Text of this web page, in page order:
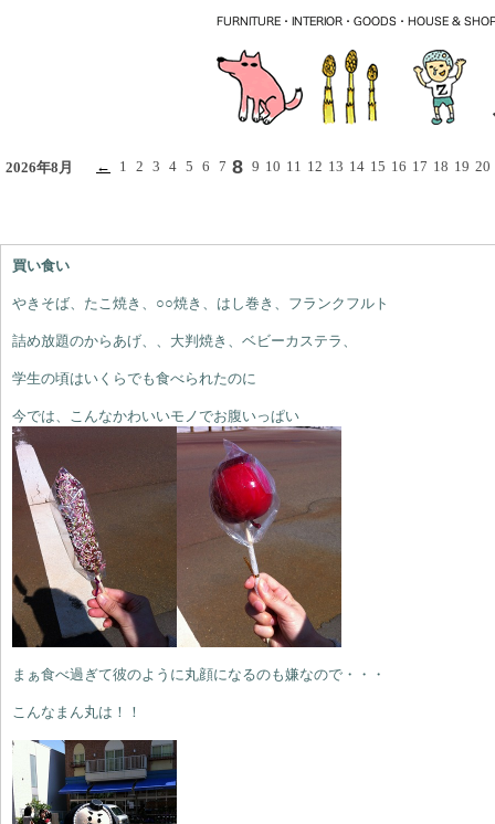
2026年8月 ← 1 2 3 4 5 6 7 8 9 10 11 12 13 14 15 16 17 18 19 20
買い食い
やきそば、たこ焼き、○○焼き、はし巻き、フランクフルト
詰め放題のからあげ、、大判焼き、ベビーカステラ、
学生の頃はいくらでも食べられたのに
今では、こんなかわいいモノでお腹いっぱい
まぁ食べ過ぎて彼のように丸顔になるのも嫌なので・・・
こんなまん丸は！！